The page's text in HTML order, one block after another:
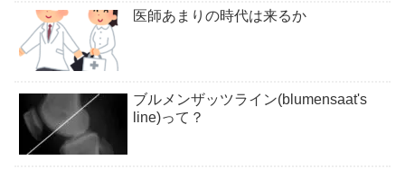
医師あまりの時代は来るか
ブルメンザッツライン(blumensaat's
line)って？